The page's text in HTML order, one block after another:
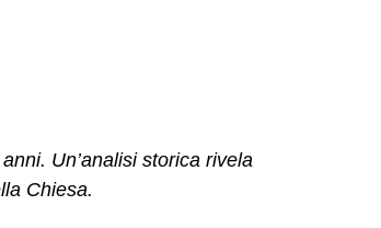
Un’analisi storica rivela
Chiesa.